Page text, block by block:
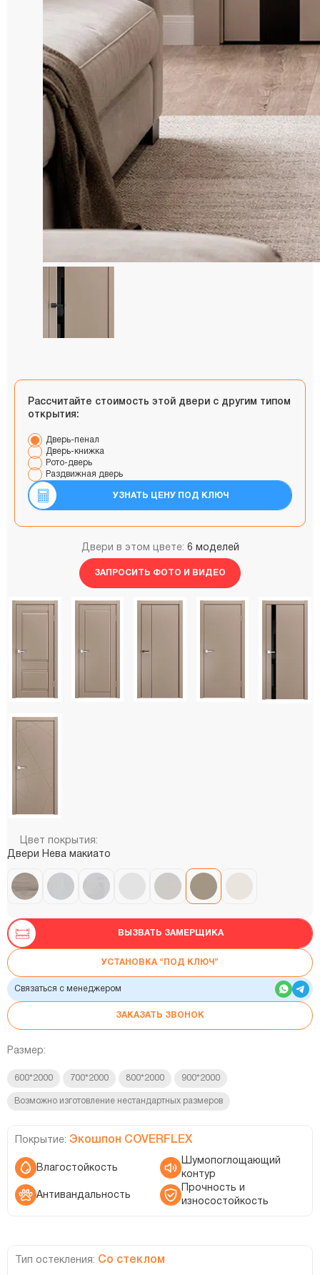
Рассчитайте стоимость этой двери с другим типом
открытия:
Дверь-пенал
Дверь-книжка
Рото-дверь
Раздвижная дверь
УЗНАТЬ ЦЕНУ ПОД КЛЮЧ
Двери в этом цвете: 6 моделей
ЗАПРОСИТЬ ФОТО И ВИДЕО
Цвет покрытия:
Двери Нева макиато
ВЫЗВАТЬ ЗАМЕРЩИКА
УСТАНОВКА “ПОД КЛЮЧ”
Связаться с менеджером
ЗАКАЗАТЬ ЗВОНОК
Размер:
600*2000 700*2000 800*2000 900*2000
Возможно изготовление нестандартных размеров
Покрытие: Экошпон COVERFLEX
Влагостойкость
Шумопоглощающий
контур
Антивандальность
Прочность и
износостойкость
Тип остекления: Со стеклом